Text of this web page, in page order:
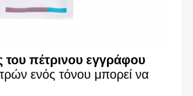
του πέτρινου εγγράφου
ενός τόνου μπορεί να